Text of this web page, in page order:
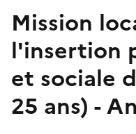
Mission
l'insertion
et sociale
25 ans) -